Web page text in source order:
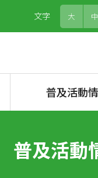
文字 大 中
普及活動
普及活動